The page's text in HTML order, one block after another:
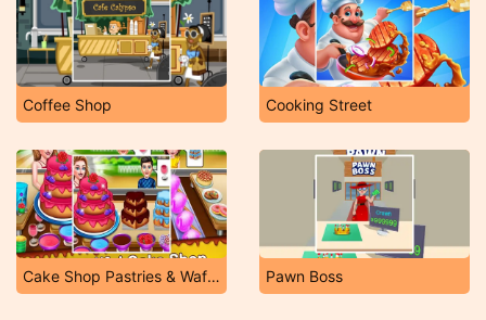
Coffee Shop Cooking Street
Cake Shop Pastries & Waffles Pawn Boss